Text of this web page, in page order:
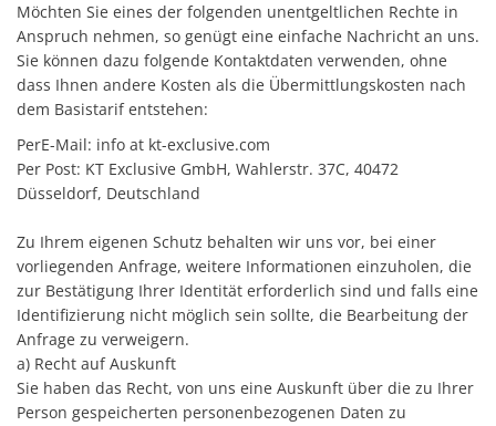
Möchten Sie eines der folgenden unentgeltlichen Rechte in
Anspruch nehmen, so genügt eine einfache Nachricht an uns.
Sie können dazu folgende Kontaktdaten verwenden, ohne
dass Ihnen andere Kosten als die Übermittlungskosten nach
dem Basistarif entstehen:
PerE-Mail: info at kt-exclusive.com
Per Post: KT Exclusive GmbH, Wahlerstr. 37C, 40472
Düsseldorf, Deutschland
Zu Ihrem eigenen Schutz behalten wir uns vor, bei einer
vorliegenden Anfrage, weitere Informationen einzuholen, die
zur Bestätigung Ihrer Identität erforderlich sind und falls eine
Identifizierung nicht möglich sein sollte, die Bearbeitung der
Anfrage zu verweigern.
a) Recht auf Auskunft
Sie haben das Recht, von uns eine Auskunft über die zu Ihrer
Person gespeicherten personenbezogenen Daten zu